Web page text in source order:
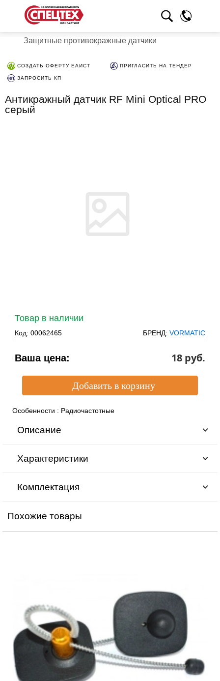
Защитные противокражные датчики
СОЗДАТЬ ОФЕРТУ ЕАИСТ ПРИГЛАСИТЬ НА ТЕНДЕР
ЗАПРОСИТЬ КП
Антикражный датчик RF Mini Optical PRO
серый
Товар в наличии
Код: 00062465 БРЕНД: VORMATIC
Ваша цена: 18 pуб.
Особенности : Радиочастотные
Описание
Характеристики
Комплектация
Похожие товары